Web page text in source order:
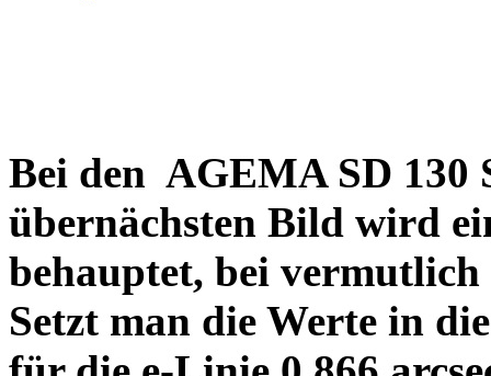
Bei den AGEMA SD 130
übernächsten Bild wird
behauptet, bei vermutlich
Setzt man die Werte in